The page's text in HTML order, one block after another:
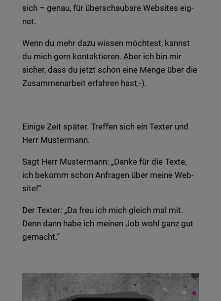
sich – genau, für über­schau­ba­re Web­sites eig­
net.
Wenn du mehr dazu wis­sen möch­test, kannst
du mich gern kon­tak­tie­ren. Aber ich bin mir
sicher, dass du jetzt schon eine Menge über die
Zusam­men­ar­beit erfah­ren hast;-).
Eini­ge Zeit spä­ter. Tref­fen sich ein Tex­ter und
Herr Mus­ter­mann.
Sagt Herr Mus­ter­mann: „Danke für die Texte,
ich bekomm schon Anfra­gen über meine Web­
site!“
Der Tex­ter: „Da freu ich mich gleich mal mit.
Denn dann habe ich mei­nen Job wohl ganz gut
gemacht.“